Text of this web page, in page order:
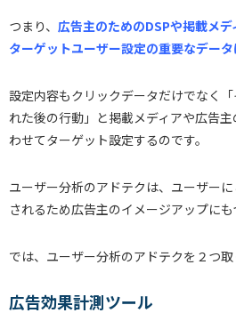
つまり、 広告主のためのDSPや掲載メデ
ターゲットユーザー設定の重要なデータ
設定内容もクリックデータだけでなく
れた後の行動」と掲載メディアや広告
わせてターゲット設定するのです。
ユーザー分析のアドテクは、ユーザー
されるため広告主のイメージアップにも
では、ユーザー分析のアドテクを２つ取
広告効果計測ツール